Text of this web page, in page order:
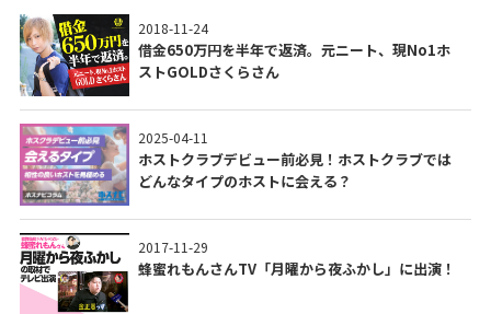
2018-11-24
借金650万円を半年で返済。元ニート、現No1ホ
ストGOLDさくらさん
2025-04-11
ホストクラブデビュー前必見！ホストクラブでは
どんなタイプのホストに会える？
2017-11-29
蜂蜜れもんさんTV「月曜から夜ふかし」に出演！